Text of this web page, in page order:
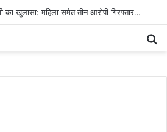
खुलासा: महिला समेत तीन आरोपी गिरफ्तार…